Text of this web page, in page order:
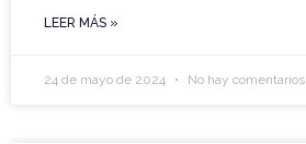
LEER MÁS »
24 de mayo de 2024 No hay comentarios